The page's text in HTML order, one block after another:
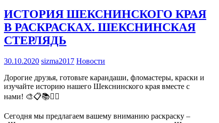
ИСТОРИЯ ШЕКСНИНСКОГО КРАЯ
В РАСКРАСКАХ. ШЕКСНИНСКАЯ
СТЕРЛЯДЬ
30.10.2020 sizma2017 Новости
Дорогие друзья, готовьте карандаши, фломастеры, краски и
изучайте историю нашего Шекснинского края вместе с
нами! 🎨📋📚✍🏻
Сегодня мы предлагаем вашему вниманию раскраску –